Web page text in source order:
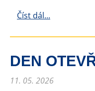
Číst dál...
DEN
11. 05. 2026